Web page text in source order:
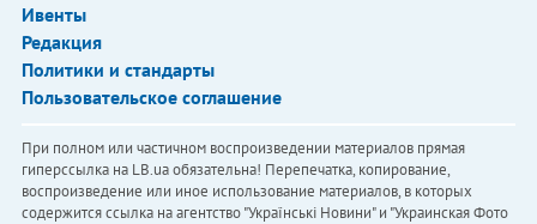
Ивенты
Редакция
Политики и стандарты
Пользовательское соглашение
При полном или частичном воспроизведении материалов прямая
гиперссылка на LB.ua обязательна! Перепечатка, копирование,
воспроизведение или иное использование материалов, в которых
содержится ссылка на агентство "Українськi Новини" и "Украинская Фото